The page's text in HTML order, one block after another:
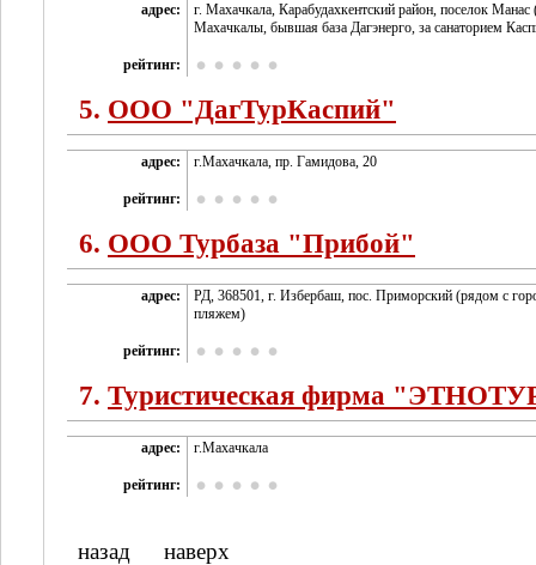
адрес:
г. Махачкала, Карабудахкентский район, поселок
Махачкалы, бывшая база Дагэнерго, за санаторием
рейтинг:
5. ООО "ДагТурКаспий"
адрес: г.Махачкала, пр. Гамидова, 20
рейтинг:
6. ООО Турбаза "Прибой"
адрес:
РД, 368501, г. Избербаш, пос. Приморский (рядом с
пляжем)
рейтинг:
7. Туристическая фирма
адрес: г.Махачкала
рейтинг:
назад наверх